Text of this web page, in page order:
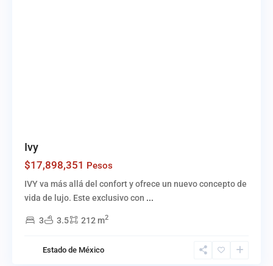
Ivy
$17,898,351 Pesos
IVY va más allá del confort y ofrece un nuevo concepto de
vida de lujo. Este exclusivo con ...
3 3.5 212 m2
Estado de México